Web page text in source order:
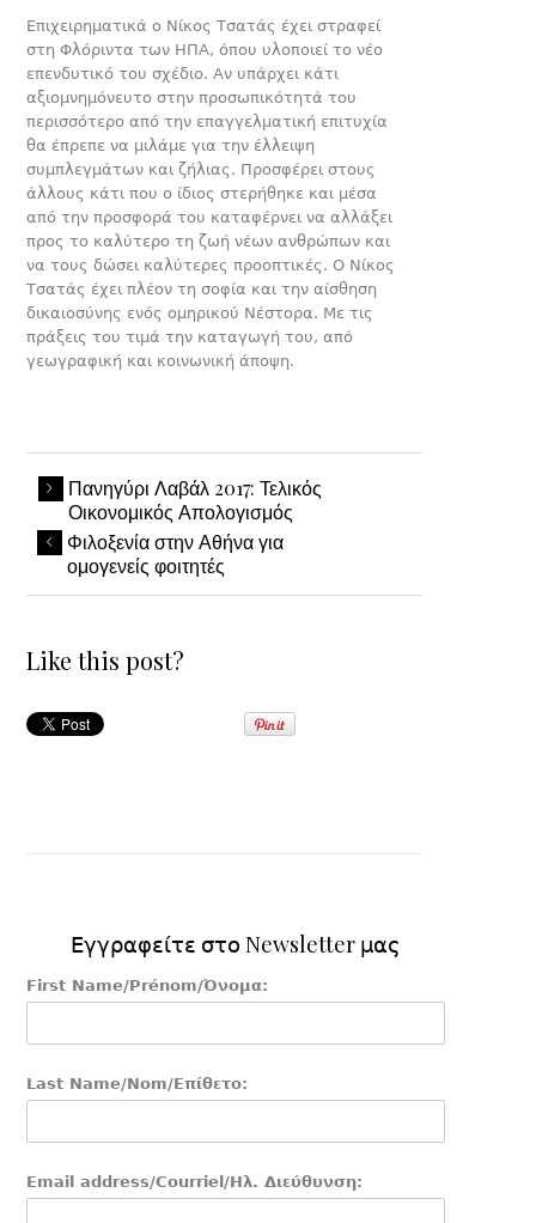
Επιχειρηματικά ο Νίκος Τσατάς έχει στραφεί
στη Φλόριντα των ΗΠΑ, όπου υλοποιεί το νέο
επενδυτικό του σχέδιο. Αν υπάρχει κάτι
αξιομνημόνευτο στην προσωπικότητά του
περισσότερο από την επαγγελματική επιτυχία
θα έπρεπε να μιλάμε για την έλλειψη
συμπλεγμάτων και ζήλιας. Προσφέρει στους
άλλους κάτι που ο ίδιος στερήθηκε και μέσα
από την προσφορά του καταφέρνει να αλλάξει
προς το καλύτερο τη ζωή νέων ανθρώπων και
να τους δώσει καλύτερες προοπτικές. Ο Νίκος
Τσατάς έχει πλέον τη σοφία και την αίσθηση
δικαιοσύνης ενός ομηρικού Νέστορα. Με τις
πράξεις του τιμά την καταγωγή του, από
γεωγραφική και κοινωνική άποψη.
Πανηγύρι Λαβάλ 2017: Τελικός
Οικονομικός Απολογισμός
Φιλοξενία στην Αθήνα για
ομογενείς φοιτητές
Like this post?
Εγγραφείτε στο Newsletter μας
First Name/Prénom/Όνομα:
Last Name/Nom/Επίθετο:
Email address/Courriel/Ηλ. Διεύθυνση: